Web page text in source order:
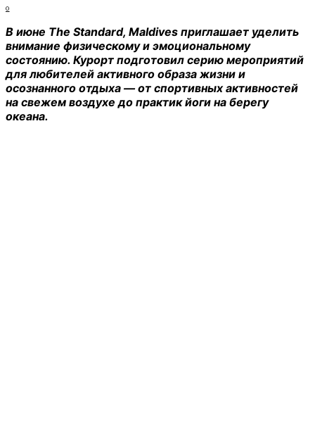
0
В июне The Standard, Maldives приглашает уделить
внимание физическому и эмоциональному
состоянию. Курорт подготовил серию мероприятий
для любителей активного образа жизни и
осознанного отдыха — от спортивных активностей
на свежем воздухе до практик йоги на берегу
океана.